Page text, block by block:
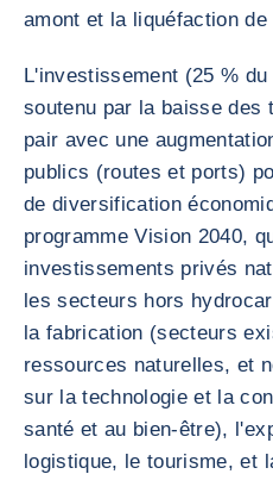
amont et la liquéfaction de
L'investissement (25 %
soutenu par la baisse des
pair avec une
publics (routes et ports)
de diversification
programme Vision 2040,
investissements privés
les secteurs hors
la fabrication (secteurs
ressources naturelles, et
sur la technologie et la
santé et au bien-être),
logistique, le tourisme, et